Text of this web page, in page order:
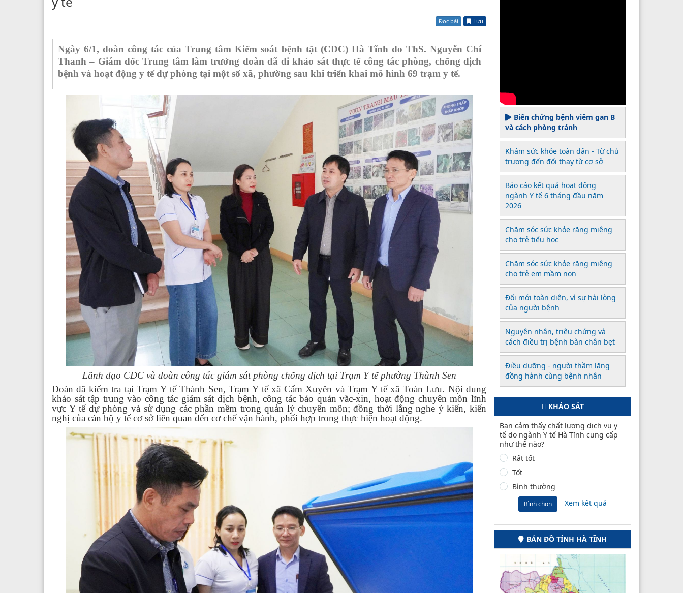
Đọc bài Lưu
Ngày 6/1, đoàn công tác của Trung tâm Kiểm soát bệnh tật (CDC) Hà Tĩnh do ThS. Nguyễn Chí
Thanh – Giám đốc Trung tâm làm trưởng đoàn đã đi khảo sát thực tế công tác phòng, chống dịch
bệnh và hoạt động y tế dự phòng tại một số xã, phường sau khi triển khai mô hình 69 trạm y tế.
Lãnh đạo CDC và đoàn công tác giám sát phòng chống dịch tại Trạm Y tế phường Thành Sen
Đoàn đã kiểm tra tại Trạm Y tế Thành Sen, Trạm Y tế xã Cẩm Xuyên và Trạm Y tế xã Toàn Lưu. Nội dung
khảo sát tập trung vào công tác giám sát dịch bệnh, công tác bảo quản vắc-xin, hoạt động chuyên môn lĩnh
vực Y tế dự phòng và sử dụng các phần mềm trong quản lý chuyên môn; đồng thời lắng nghe ý kiến, kiến
nghị của cán bộ y tế cơ sở liên quan đến cơ chế vận hành, phối hợp trong thực hiện hoạt động.
Biến chứng bệnh viêm gan B
và cách phòng tránh
Khám sức khỏe toàn dân - Từ chủ
trương đến đổi thay từ cơ sở
Báo cáo kết quả hoạt động
ngành Y tế 6 tháng đầu năm
2026
Chăm sóc sức khỏe răng miệng
cho trẻ tiểu học
Chăm sóc sức khỏe răng miệng
cho trẻ em mầm non
Đổi mới toàn diện, vì sự hài lòng
của người bệnh
Nguyên nhân, triệu chứng và
cách điều trị bệnh bàn chân bẹt
Điều dưỡng - người thầm lặng
đồng hành cùng bệnh nhân
KHẢO SÁT
Bạn cảm thấy chất lượng dịch vụ y
tế do ngành Y tế Hà Tĩnh cung cấp
như thế nào?
Rất tốt
Tốt
Bình thường
Bình chọn Xem kết quả
BẢN ĐỒ TỈNH HÀ TĨNH